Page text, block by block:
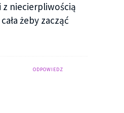
z niecierpliwością
żeby zacząć
ODPOWIEDZ